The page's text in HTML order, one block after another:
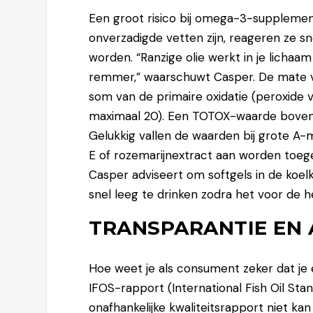
Een groot risico bij omega-3-
onverzadigde vetten zijn, reageren ze
worden. “Ranzige olie werkt in je
remmer,” waarschuwt Casper. De
som van de primaire oxidatie (peroxide
maximaal 20). Een TOTOX-waarde
Gelukkig vallen de waarden bij grote
E of rozemarijnextract aan worden
Casper adviseert om softgels in de
snel leeg te drinken zodra het voor de
TRANSPARANTIE EN
Hoe weet je als consument zeker dat
IFOS-rapport (International Fish Oil
onafhankelijke kwaliteitsrapport niet